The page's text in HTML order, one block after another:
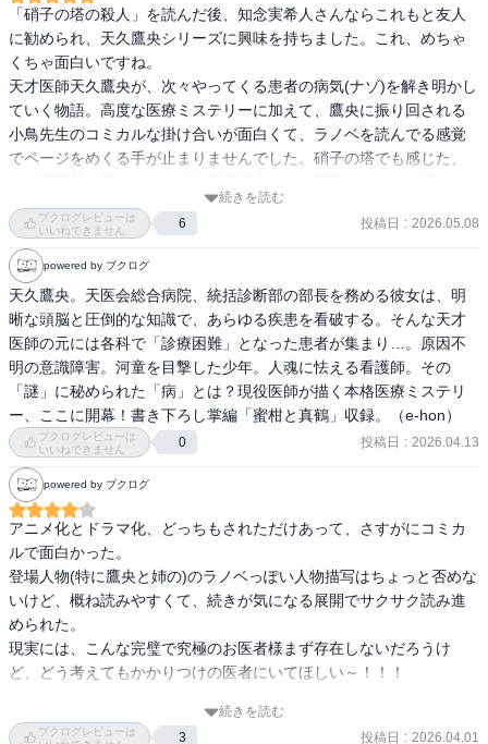
「硝子の塔の殺人」を読んだ後、知念実希人さんならこれもと友人
に勧められ、天久鷹央シリーズに興味を持ちました。これ、めちゃ
くちゃ面白いですね。
天才医師天久鷹央が、次々やってくる患者の病気(ナゾ)を解き明かし
ていく物語。高度な医療ミステリーに加えて、鷹央に振り回される
小鳥先生のコミカルな掛け合いが面白くて、ラノベを読んでる感覚
でページをめくる手が止まりませんでした。硝子の塔でも感じた、
す。登場人物の行動全てに、わくわく感とか気だるさとか、その人
の心情が付随していて、まるでアニメを見ているみたいにキャラの
表情が見えるんです。いかに読み手に情景をイメージさせるかっ
て、書き手の最も重視される能力だと思うので、その点に関してこ
こまでのレベルで筆を取れる表現力に感動しました。
物語の進み方は東野圭吾のガリレオシリーズに似ていて、個性的な
天才探偵が自らの武器を最大限に発揮して謎を解き明かしていく展
開はやっぱり爽快です！この手のパターンは探偵役が謎に消極的な
ことが多い気がします。(僕は実験で忙しいんだ、と草薙を追い払う
湯川先生のイメージ)まさにガリレオなんかではどうやって謎に向き
合ってもらうか、みたいな掛け合いも見所なんですが、天久鷹央は
基本的に謎大歓迎らしくて、それに振り回されるワトソン役の小鳥
先生を見ているのも面白かったです。
とりあえず1巻だけと思って買ったのですが、これはシリーズ全制覇
したくなるほど面白いですね…！
次回作も近いうちに読みたいです！
続きを読む
ブクログレビューは
いいねできません
6 投稿日 : 2026.05.08
powered by ブクログ
天久鷹央。天医会総合病院、統括診断部の部長を務める彼女は、明
晰な頭脳と圧倒的な知識で、あらゆる疾患を看破する。そんな天才
医師の元には各科で「診療困難」となった患者が集まり…。原因不
明の意識障害。河童を目撃した少年。人魂に怯える看護師。その
「謎」に秘められた「病」とは？現役医師が描く本格医療ミステリ
ー、ここに開幕！書き下ろし掌編「蜜柑と真鶴」収録。（e-hon）
ブクログレビューは
いいねできません
0 投稿日 : 2026.04.13
powered by ブクログ
アニメ化とドラマ化、どっちもされただけあって、さすがにコミカ
ルで面白かった。
登場人物(特に鷹央と姉の)のラノベっぽい人物描写はちょっと否めな
いけど、概ね読みやすくて、続きが気になる展開でサクサク読み進
められた。
現実には、こんな完璧で究極のお医者様まず存在しないだろうけ
ど、どう考えてもかかりつけの医者にいてほしい～！！！
作者さんが現役のお医者さんで、作中でも医療用語とか病院内のあ
続きを読む
ブクログレビューは
3 投稿日 : 2026.04.01